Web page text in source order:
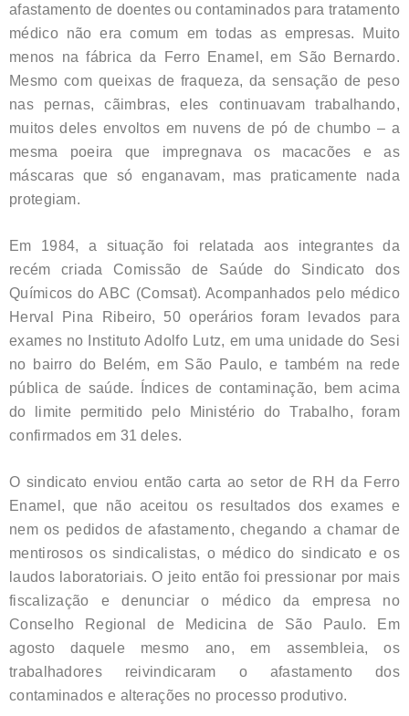
afastamento de doentes ou contaminados para tratamento
médico não era comum em todas as empresas. Muito
menos na fábrica da Ferro Enamel, em São Bernardo.
Mesmo com queixas de fraqueza, da sensação de peso
nas pernas, cãimbras, eles continuavam trabalhando,
muitos deles envoltos em nuvens de pó de chumbo – a
mesma poeira que impregnava os macacões e as
máscaras que só enganavam, mas praticamente nada
protegiam.
Em 1984, a situação foi relatada aos integrantes da
recém criada Comissão de Saúde do Sindicato dos
Químicos do ABC (Comsat). Acompanhados pelo médico
Herval Pina Ribeiro, 50 operários foram levados para
exames no Instituto Adolfo Lutz, em uma unidade do Sesi
no bairro do Belém, em São Paulo, e também na rede
pública de saúde. Índices de contaminação, bem acima
do limite permitido pelo Ministério do Trabalho, foram
confirmados em 31 deles.
O sindicato enviou então carta ao setor de RH da Ferro
Enamel, que não aceitou os resultados dos exames e
nem os pedidos de afastamento, chegando a chamar de
mentirosos os sindicalistas, o médico do sindicato e os
laudos laboratoriais. O jeito então foi pressionar por mais
fiscalização e denunciar o médico da empresa no
Conselho Regional de Medicina de São Paulo. Em
agosto daquele mesmo ano, em assembleia, os
trabalhadores reivindicaram o afastamento dos
contaminados e alterações no processo produtivo.